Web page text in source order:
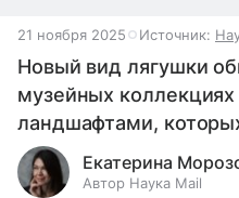
21 ноября 2025 Источник:
Новый вид лягушки
музейных коллекциях
ландшафтами,
Екатерина
Автор Наука Mail